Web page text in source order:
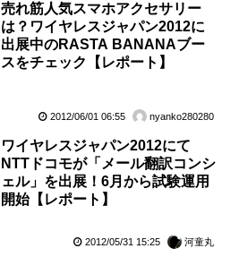
売れ筋人気スマホアクセサリー
は？ワイヤレスジャパン2012に
出展中のRASTA BANANAブー
スをチェック【レポート】
2012/06/01 06:55 nyanko280280
ワイヤレスジャパン2012にて
NTTドコモが「メール翻訳コンシ
ェル」を出展！6月から試験運用
開始【レポート】
2012/05/31 15:25 河童丸